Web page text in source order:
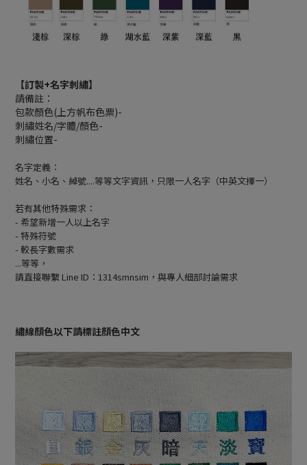
【訂製+名字刺繡】
請備註：
包款顏色(上方帆布色票)-
刺繡姓名/字體/顏色-
刺繡位置-
名字定義：
姓名、小名、綽號....等等文字資訊，只限一人名字（中英文擇一）
若有其他特殊需求：
- 希望新增一人以上名字
- 特殊符號
- 較長字數需求
...等等，
請直接聯繫 Line ID：1314smnsim，與專人細部討論需求
繡線顏色以下請標註顏色中文